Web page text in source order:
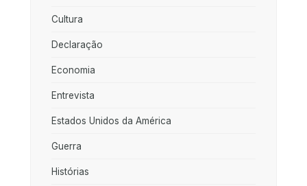
Cultura
Declaração
Economia
Entrevista
Estados Unidos da América
Guerra
Histórias